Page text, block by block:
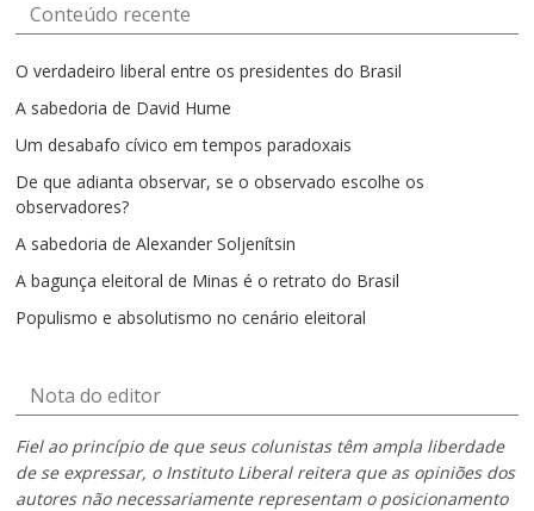
Conteúdo recente
O verdadeiro liberal entre os presidentes do Brasil
A sabedoria de David Hume
Um desabafo cívico em tempos paradoxais
De que adianta observar, se o observado escolhe os
observadores?
A sabedoria de Alexander Soljenítsin
A bagunça eleitoral de Minas é o retrato do Brasil
Populismo e absolutismo no cenário eleitoral
Nota do editor
Fiel ao princípio de que seus colunistas têm ampla liberdade
de se expressar, o Instituto Liberal reitera que as opiniões dos
autores não necessariamente representam o posicionamento